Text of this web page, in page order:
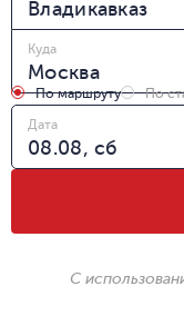
Куда
По маршруту По
Дата
С